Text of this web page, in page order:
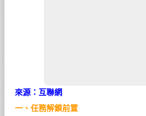
來源：互聯網
一、任務解鎖前置